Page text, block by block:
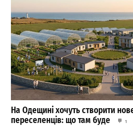
На Одещині хочуть створити
переселенців: що там буде
1